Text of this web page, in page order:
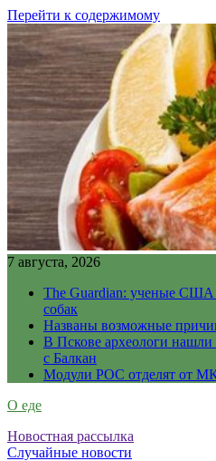
Перейти к содержимому
7 августа, 2026
The Guardian: ученые США
собак
Названы возможные
В Пскове археологи нашли
с Балкан
Модули РОС отделят от
О еде
Новостная рассылка
Случайные новости